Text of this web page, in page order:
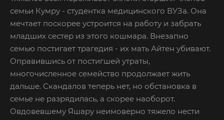
семьи Кумру - студентка медицинского ВУЗа. Она
мечтает поскорее устроится на работу и забрать
младших сестер из этого кошмара. Внезапно
семью постигает трагедия - их мать Айтен убивают.
Оправившись от постигшей утраты,
многочисленное семейство продолжает жить
дальше. Скандалов теперь нет, но обстановка в
семье не разрядилась, а скорее наоборот.
Овдовевшему Яшару неимоверно тяжело нести